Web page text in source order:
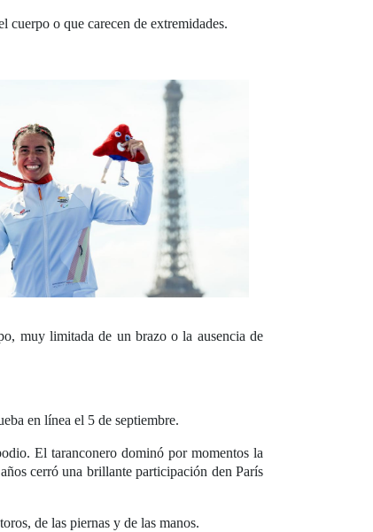
o que carecen de extremidades.
muy limitada de un brazo o la ausencia de
en línea el 5 de septiembre.
El taranconero dominó por momentos la
cerró una brillante participación den París
de las piernas y de las manos.